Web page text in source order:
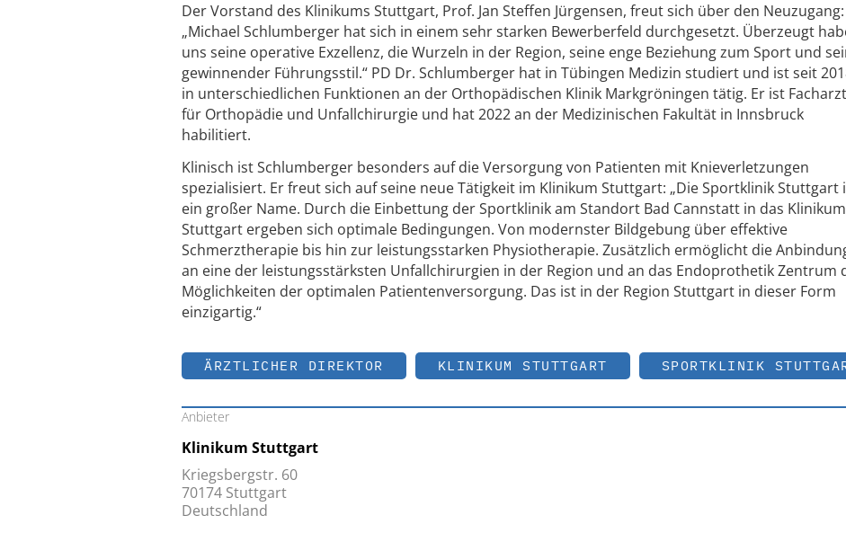
Der Vorstand des Klinikums Stuttgart, Prof. Jan Steffen Jürgensen, freut sich über den Neuzugang:
„Michael Schlumberger hat sich in einem sehr starken Bewerberfeld durchgesetzt. Überzeugt
uns seine operative Exzellenz, die Wurzeln in der Region, seine enge Beziehung zum Sport und
gewinnender Führungsstil.“ PD Dr. Schlumberger hat in Tübingen Medizin studiert und ist seit
in unterschiedlichen Funktionen an der Orthopädischen Klinik Markgröningen tätig. Er ist Facharzt
für Orthopädie und Unfallchirurgie und hat 2022 an der Medizinischen Fakultät in Innsbruck
habilitiert.
Klinisch ist Schlumberger besonders auf die Versorgung von Patienten mit Knieverletzungen
spezialisiert. Er freut sich auf seine neue Tätigkeit im Klinikum Stuttgart: „Die Sportklinik Stuttgart
ein großer Name. Durch die Einbettung der Sportklinik am Standort Bad Cannstatt in das Klinikum
Stuttgart ergeben sich optimale Bedingungen. Von modernster Bildgebung über effektive
Schmerztherapie bis hin zur leistungsstarken Physiotherapie. Zusätzlich ermöglicht die
an eine der leistungsstärksten Unfallchirurgien in der Region und an das Endoprothetik Zentrum
Möglichkeiten der optimalen Patientenversorgung. Das ist in der Region Stuttgart in dieser Form
einzigartig.“
ÄRZTLICHER DIREKTOR KLINIKUM STUTTGART SPORTKLINIK
Anbieter
Klinikum Stuttgart
Kriegsbergstr. 60
70174 Stuttgart
Deutschland